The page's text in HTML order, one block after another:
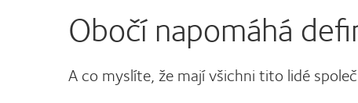
Obočí napomáhá
A co myslíte, že mají všichni tito lidé